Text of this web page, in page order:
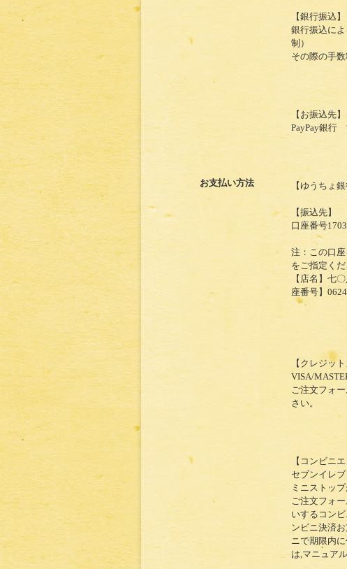
お支払い方法
【銀行振込】
銀行振込に
制）
その際の手
【お振込先】
PayPay銀行
【ゆうちょ銀
【振込先】
口座番号
注：この口
をご指定く
【店名】七
座番号】
【クレジッ
VISA/
ご注文フォ
さい。
【コンビニ
セブンイレ
ミニストッ
ご注文フォ
いするコン
ンビニ決済
ニで期限内
は,マニュア